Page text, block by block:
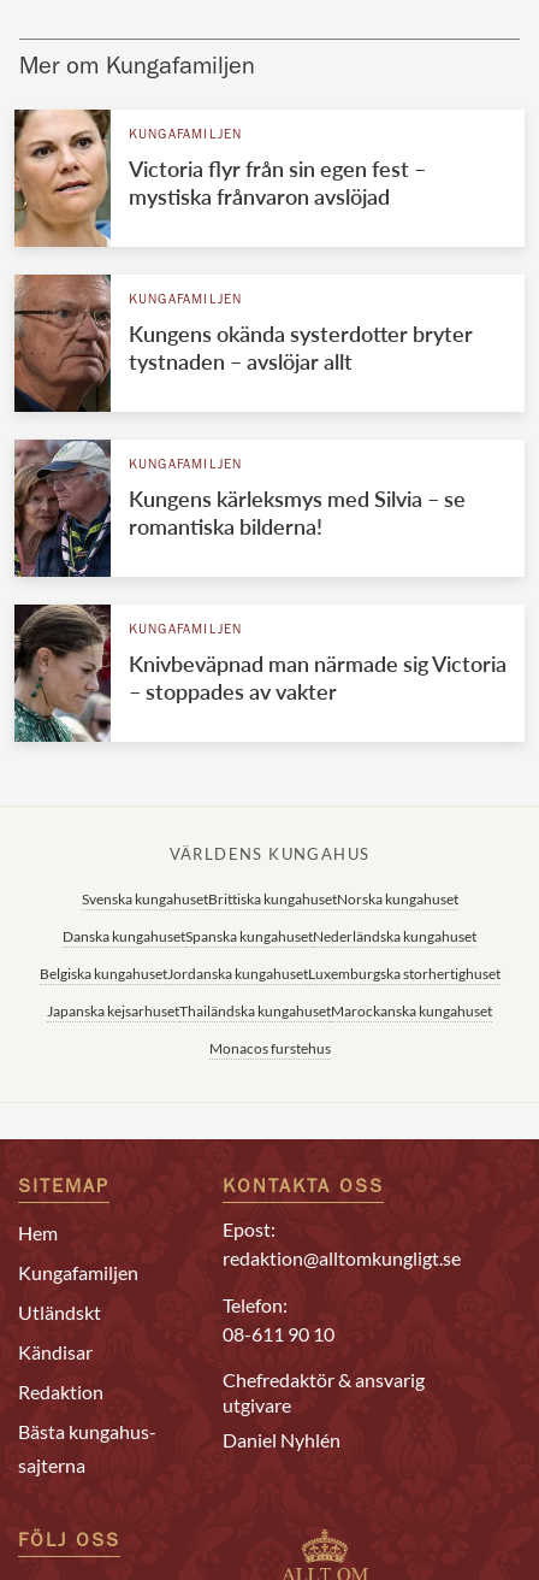
Mer om Kungafamiljen
KUNGAFAMILJEN
Victoria flyr från sin egen fest –
mystiska frånvaron avslöjad
KUNGAFAMILJEN
Kungens okända systerdotter bryter
tystnaden – avslöjar allt
KUNGAFAMILJEN
Kungens kärleksmys med Silvia – se
romantiska bilderna!
KUNGAFAMILJEN
Knivbeväpnad man närmade sig Victoria
– stoppades av vakter
VÄRLDENS KUNGAHUS
Svenska kungahusetBrittiska kungahusetNorska kungahuset
Danska kungahusetSpanska kungahusetNederländska kungahuset
Belgiska kungahusetJordanska kungahusetLuxemburgska storhertighuset
Japanska kejsarhusetThailändska kungahusetMarockanska kungahuset
Monacos furstehus
SITEMAP
Hem
Kungafamiljen
Utländskt
Kändisar
Redaktion
Bästa kungahus-
sajterna
KONTAKTA OSS
Epost:
redaktion@alltomkungligt.se
Telefon:
08-611 90 10
Chefredaktör & ansvarig
utgivare
Daniel Nyhlén
FÖLJ OSS